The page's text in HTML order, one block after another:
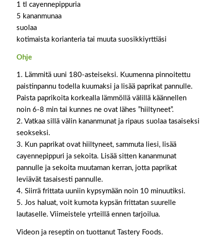
1 tl cayennepippuria
5 kananmunaa
suolaa
kotimaista korianteria tai muuta suosikkiyrttiäsi
Ohje
1. Lämmitä uuni 180-asteiseksi. Kuumenna pinnoitettu
paistinpannu todella kuumaksi ja lisää paprikat pannulle.
Paista paprikoita korkealla lämmöllä välillä käännellen
noin 6-8 min tai kunnes ne ovat lähes ”hiiltyneet”.
2. Vatkaa sillä välin kananmunat ja ripaus suolaa tasaiseksi
seokseksi.
3. Kun paprikat ovat hiiltyneet, sammuta liesi, lisää
cayennepippuri ja sekoita. Lisää sitten kananmunat
pannulle ja sekoita muutaman kerran, jotta paprikat
leviävät tasaisesti pannulle.
4. Siirrä frittata uuniin kypsymään noin 10 minuutiksi.
5. Jos haluat, voit kumota kypsän frittatan suurelle
lautaselle. Viimeistele yrteillä ennen tarjoilua.
Videon ja reseptin on tuottanut Tastery Foods.